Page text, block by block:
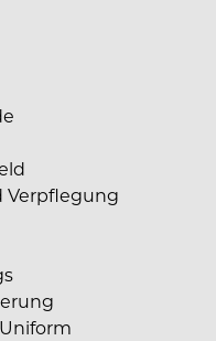
Verpflegung